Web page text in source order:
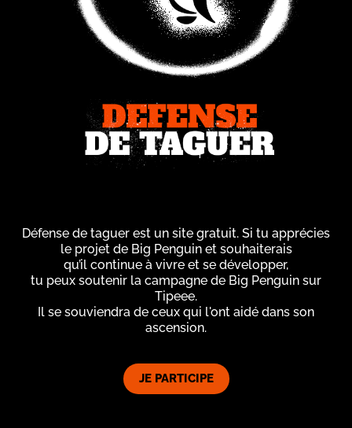
Défense de taguer est un site gratuit. Si tu apprécies
le projet de Big Penguin et souhaiterais
qu’il continue à vivre et se développer,
tu peux soutenir la campagne de Big Penguin sur
Tipeee.
Il se souviendra de ceux qui l'ont aidé dans son
ascension.
JE PARTICIPE